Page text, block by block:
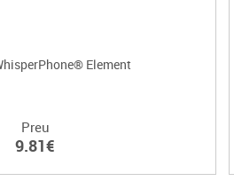
Element
Preu
9.81€